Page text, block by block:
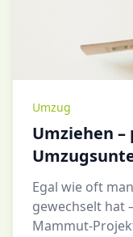
Umzug
Umziehen
Egal wie oft
gewechselt hat
Mammut-